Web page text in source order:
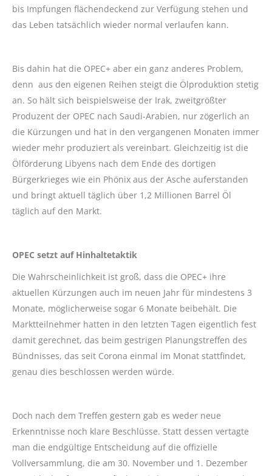
bis Impfungen flächendeckend zur Verfügung stehen und
das Leben tatsächlich wieder normal verlaufen kann.
Bis dahin hat die OPEC+ aber ein ganz anderes Problem,
denn aus den eigenen Reihen steigt die Ölproduktion stetig
an. So hält sich beispielsweise der Irak, zweitgrößter
Produzent der OPEC nach Saudi-Arabien, nur zögerlich an
die Kürzungen und hat in den vergangenen Monaten immer
wieder mehr produziert als vereinbart. Gleichzeitig ist die
Ölförderung Libyens nach dem Ende des dortigen
Bürgerkrieges wie ein Phönix aus der Asche auferstanden
und bringt aktuell täglich über 1,2 Millionen Barrel Öl
täglich auf den Markt.
OPEC setzt auf Hinhaltetaktik
Die Wahrscheinlichkeit ist groß, dass die OPEC+ ihre
aktuellen Kürzungen auch im neuen Jahr für mindestens 3
Monate, möglicherweise sogar 6 Monate beibehält. Die
Marktteilnehmer hatten in den letzten Tagen eigentlich fest
damit gerechnet, das beim gestrigen Planungstreffen des
Bündnisses, das seit Corona einmal im Monat stattfindet,
genau dies beschlossen werden würde.
Doch nach dem Treffen gestern gab es weder neue
Erkenntnisse noch klare Beschlüsse. Statt dessen vertagte
man die endgültige Entscheidung auf die offizielle
Vollversammlung, die am 30. November und 1. Dezember